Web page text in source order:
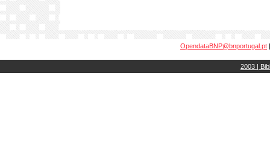
OpendataBNP@bnportugal.pt
2003 |